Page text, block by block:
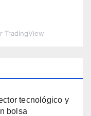
TradingView
tecnológico y
bolsa